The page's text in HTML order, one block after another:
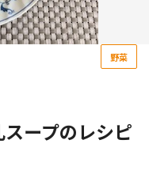
野菜
ープのレシピ